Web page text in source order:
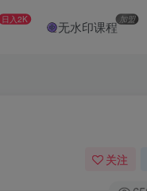
日入2K 无水印课程 加盟
关注